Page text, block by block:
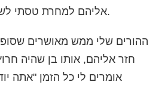
אליהם למחרת טסתי לשם ומאז אני נקי.
ההורים שלי ממש מאושרים
חזר אליהם, אותו בן שהיה
אומרים לי כל הזמן "אתה